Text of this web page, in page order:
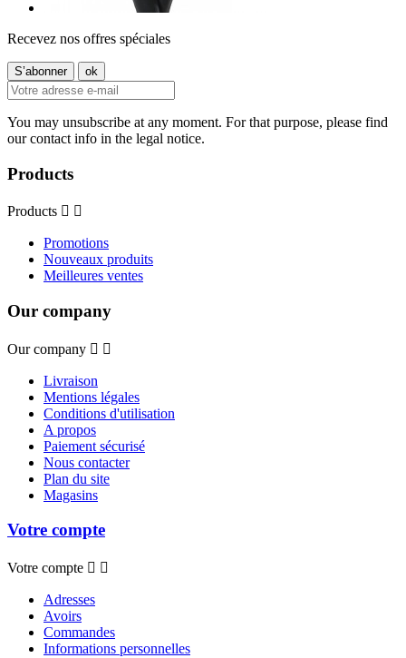
Recevez nos offres spéciales
You may unsubscribe at any moment. For that purpose, please find
our contact info in the legal notice.
Products
Products  
Promotions
Nouveaux produits
Meilleures ventes
Our company
Our company  
Livraison
Mentions légales
Conditions d'utilisation
A propos
Paiement sécurisé
Nous contacter
Plan du site
Magasins
Votre compte
Votre compte  
Adresses
Avoirs
Commandes
Informations personnelles